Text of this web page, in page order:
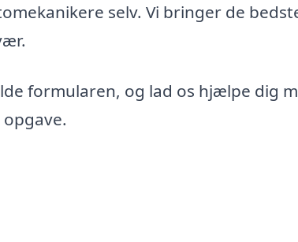
selv. Vi bringer de
formularen, og lad os hjælpe dig